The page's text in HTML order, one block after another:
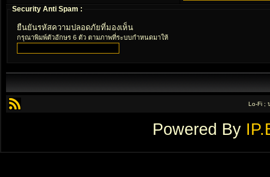
Security Anti Spam :
ยืนยันรหัสความปลอดภัยที่มองเห็น
กรุณาพิมพ์ตัวอักษร 6 ตัว ตามภาพที่ระบบกำหนดมาให้
Lo-Fi ;
Powered By